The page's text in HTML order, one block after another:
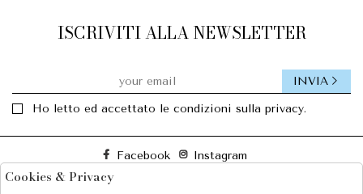
ISCRIVITI ALLA NEWSLETTER
Ho letto ed accettato le condizioni sulla privacy.
INVIA
Facebook Instagram
Cookies & Privacy